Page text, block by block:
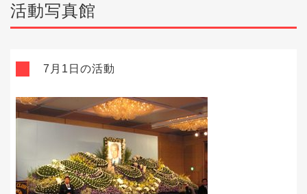
活動写真館
7月1日の活動